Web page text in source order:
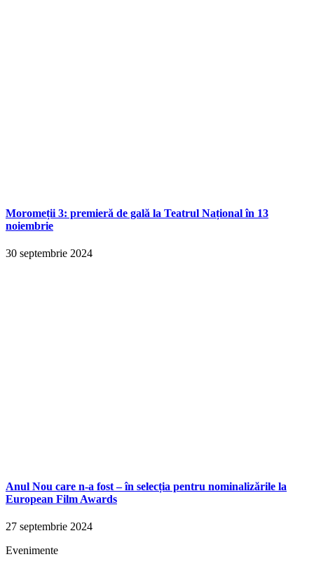
Moromeții 3: premieră de gală la Teatrul Național în 13
noiembrie
30 septembrie 2024
Anul Nou care n-a fost – în selecția pentru nominalizările la
European Film Awards
27 septembrie 2024
Evenimente